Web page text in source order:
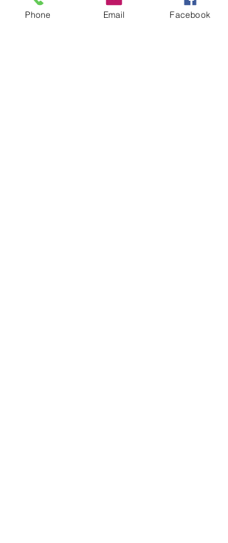
uregulowania kwoty VAT wykazanej
Phone Email Facebook